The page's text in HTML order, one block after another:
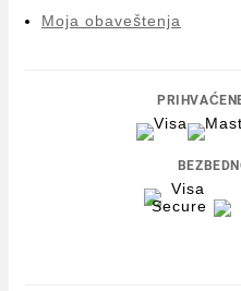
Moja obaveštenja